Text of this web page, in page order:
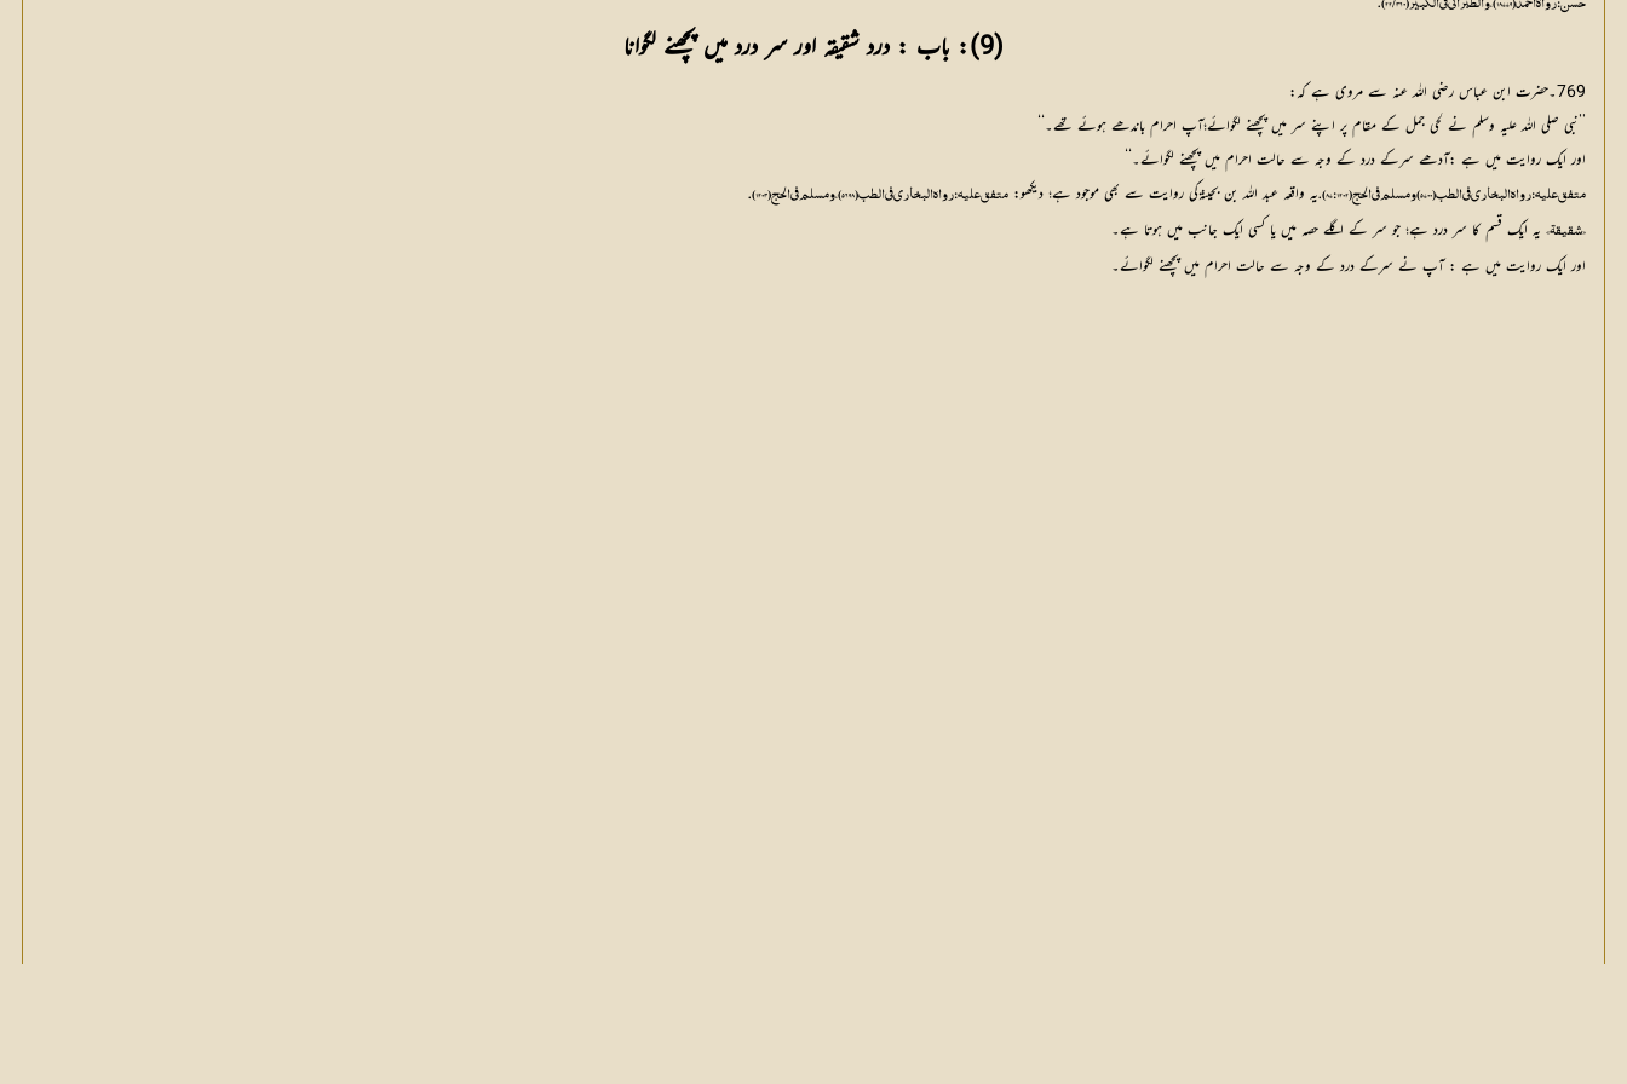
حسن: رواه أحمد (18779)، والطبراني في الكبير (22/360).
(9): باب : درد شقیقہ اور سر درد میں پچھنے لگوانا
769۔حضرت ابن عباس رضی اللہ عنہ سے مروی ہے کہ:
’’نبی صلی اللہ علیہ وسلم نے لحی جمل کے مقام پر اپنے سر میں پچھنے لگوائے؛آپ احرام باندھے ہوئے تھے۔‘‘
اور ایک روایت میں ہے :آدھے سرکے درد کے وجہ سے حالت احرام میں پچھنے لگوائے۔‘‘
متفق عليه: رواه البخاري في الطب (5700) ومسلم في الحج (1202: 87). یہ واقعہ عبد الله بن بحينةکی روایت سے بھی موجود ہے؛ دیکھو: متفق عليه: رواه البخاري في الطب (5698)، ومسلم في الحج (1203).
«شقيقة» یہ ایک قسم کا سر درد ہے؛ جو سر کے اگلے حصہ میں یا کسی ایک جانب میں ہوتا ہے۔
اور ایک روایت میں ہے : آپ نے سرکے درد کے وجہ سے حالت احرام میں پچھنے لگوائے۔